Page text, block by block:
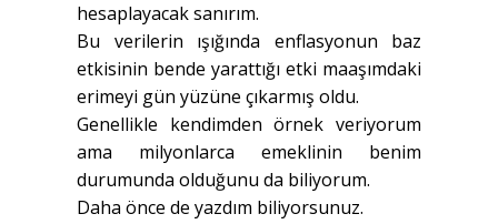
hesaplayacak sanırım.
Bu verilerin ışığında enflasyonun baz
etkisinin bende yarattığı etki maaşımdaki
erimeyi gün yüzüne çıkarmış oldu.
Genellikle kendimden örnek veriyorum
ama milyonlarca emeklinin benim
durumunda olduğunu da biliyorum.
Daha önce de yazdım biliyorsunuz.